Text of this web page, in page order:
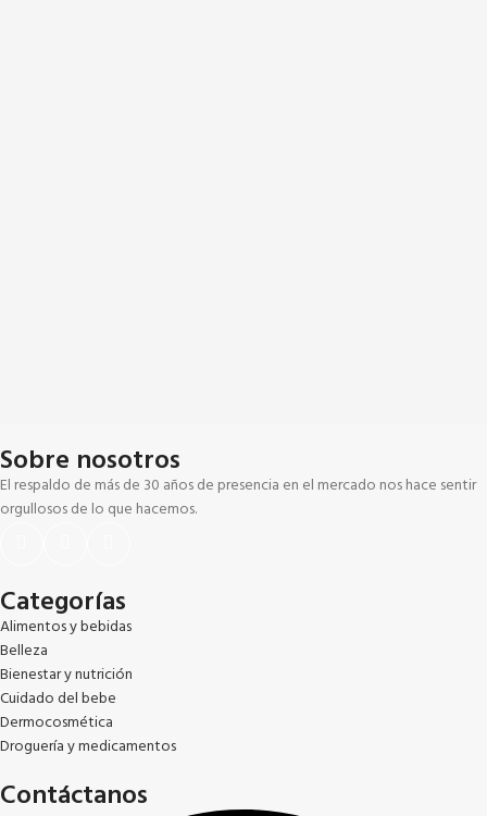
Sobre nosotros
El respaldo de más de 30 años de presencia en el mercado nos hace sentir
orgullosos de lo que hacemos.
Categorías
Alimentos y bebidas
Belleza
Bienestar y nutrición
Cuidado del bebe
Dermocosmética
Droguería y medicamentos
Contáctanos